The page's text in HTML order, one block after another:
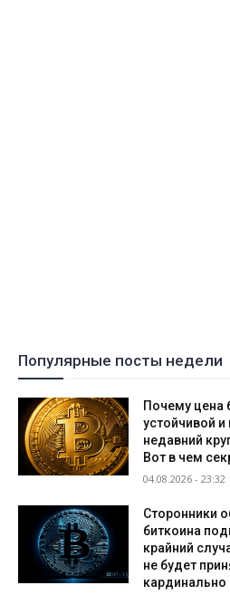
Популярные посты недели
Почему цена
устойчивой и
недавний
Вот в чем
04.08.2026 - 23:32
Сторонники
биткоина
крайний
не будет
кардинально